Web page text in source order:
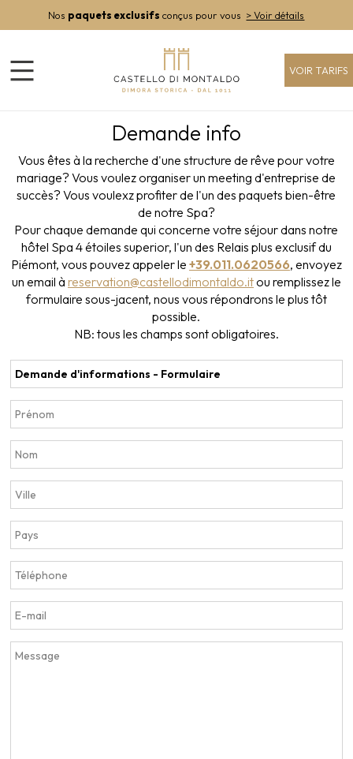
Nos paquets exclusifs conçus pour vous > Voir détails
VOIR TARIFS
Demande info
Vous êtes à la recherche d'une structure de rêve pour votre
mariage? Vous voulez organiser un meeting d'entreprise de
succès? Vous voulexz profiter de l'un des paquets bien-être
de notre Spa?
Pour chaque demande qui concerne votre séjour dans notre
hôtel Spa 4 étoiles superior, l'un des Relais plus exclusif du
Piémont, vous pouvez appeler le +39.011.0620566, envoyez
un email à reservation@castellodimontaldo.itou remplissez le
formulaire sous-jacent, nous vous répondrons le plus tôt
possible.
NB: tous les champs sont obligatoires.